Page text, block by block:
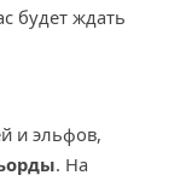
будет ждать
и эльфов,
. На